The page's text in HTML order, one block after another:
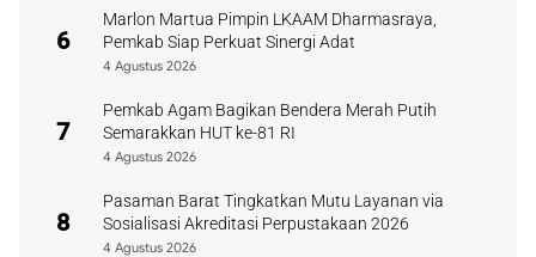
6
Marlon Martua Pimpin LKAAM Dharmasraya,
Pemkab Siap Perkuat Sinergi Adat
4 Agustus 2026
7
Pemkab Agam Bagikan Bendera Merah Putih
Semarakkan HUT ke-81 RI
4 Agustus 2026
8
Pasaman Barat Tingkatkan Mutu Layanan via
Sosialisasi Akreditasi Perpustakaan 2026
4 Agustus 2026